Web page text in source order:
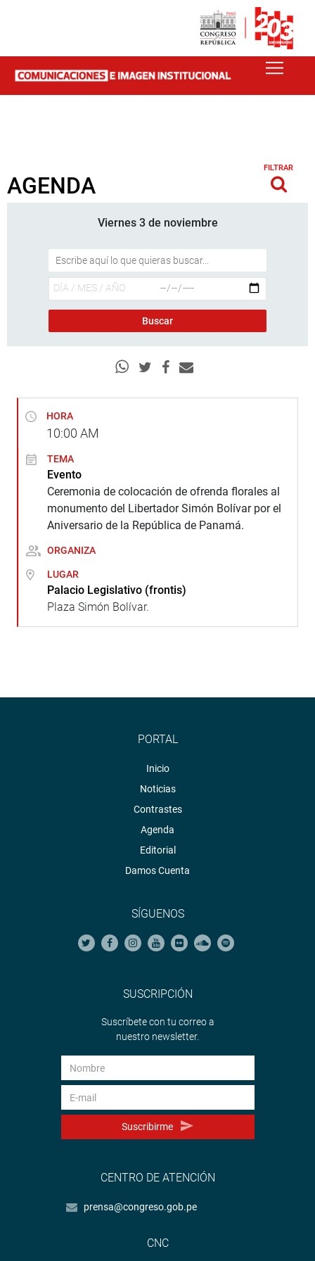
AGENDA
FILTRAR
Viernes 3 de noviembre
HORA
10:00 AM
TEMA
Evento
Ceremonia de colocación de ofrenda florales al
monumento del Libertador Simón Bolívar por el
Aniversario de la República de Panamá.
ORGANIZA
LUGAR
Palacio Legislativo (frontis)
Plaza Simón Bolívar.
PORTAL
Inicio
Noticias
Contrastes
Agenda
Editorial
Damos Cuenta
SÍGUENOS
SUSCRIPCIÓN
Suscríbete con tu correo a
nuestro newsletter.
Suscribirme
CENTRO DE ATENCIÓN
prensa@congreso.gob.pe
CNC